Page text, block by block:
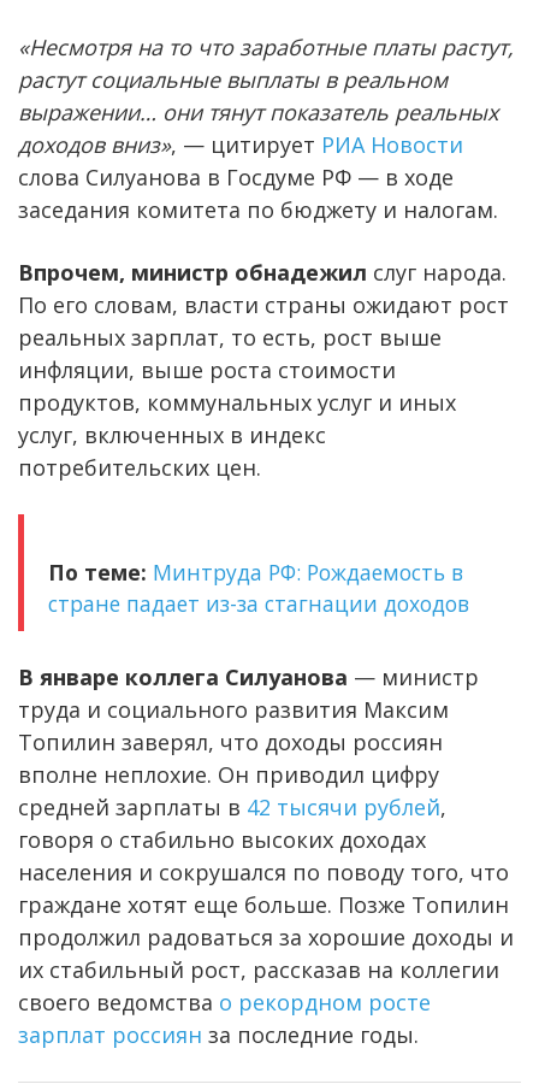
«Несмотря на то что заработные платы растут,
растут социальные выплаты в реальном
выражении… они тянут показатель реальных
доходов вниз», — цитирует РИА Новости
слова Силуанова в Госдуме РФ — в ходе
заседания комитета по бюджету и налогам.
Впрочем, министр обнадежил слуг народа.
По его словам, власти страны ожидают рост
реальных зарплат, то есть, рост выше
инфляции, выше роста стоимости
продуктов, коммунальных услуг и иных
услуг, включенных в индекс
потребительских цен.
По теме: Минтруда РФ: Рождаемость в
стране падает из-за стагнации доходов
В январе коллега Силуанова — министр
труда и социального развития Максим
Топилин заверял, что доходы россиян
вполне неплохие. Он приводил цифру
средней зарплаты в 42 тысячи рублей,
говоря о стабильно высоких доходах
населения и сокрушался по поводу того, что
граждане хотят еще больше. Позже Топилин
продолжил радоваться за хорошие доходы и
их стабильный рост, рассказав на коллегии
своего ведомства о рекордном росте
зарплат россиян за последние годы.